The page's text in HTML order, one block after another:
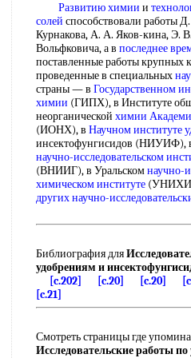
Развитию химии и
солей способствовали работы
Курнакова, А. А. Яков-кина, Э.
Вольфковича, а в последнее
поставленные работы крупных
проведенные в специальных
страны — в Государственном
химии (ГИПХ), в Институте
неорганической химии
(ИОНХ), в Научном институте
инсектофунгисидов (НИУИФ),
научно-исследовательском
(ВНИИГ), в Уральскомнаучно-
химическом институте
других научно-
Библиография для
удобрениям и
[c.202]
[c.20] [c.20]
[c.21]
Смотреть страницы где
Исследовательские работы